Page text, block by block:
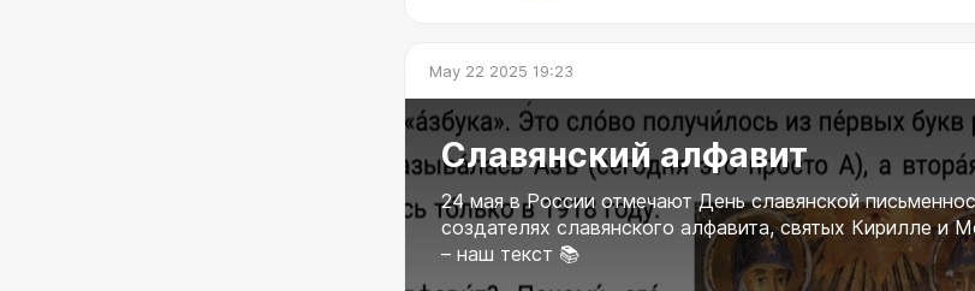
May 22 2025 19:23
Славянский алфавит
24 мая в России отмечают День славянской
создателях славянского алфавита, святых Кирилле и
– наш текст 📚